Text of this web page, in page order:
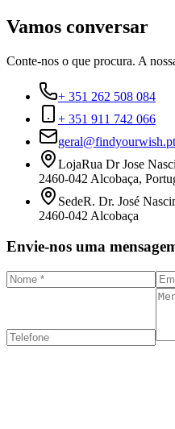
Vamos conversar
Conte-nos o que procura. A
+ 351 262 508 084
+ 351 911 742 066
geral@findyourwish.pt
LojaRua Dr Jose
2460-042 Alcobaça,
SedeR. Dr. José
2460-042 Alcobaça
Envie-nos uma